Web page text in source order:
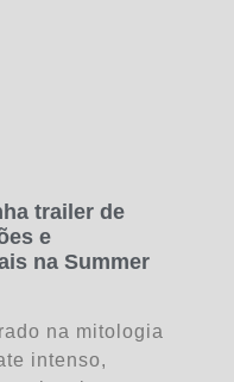
trailer de
e
na Summer
na mitologia
intenso,